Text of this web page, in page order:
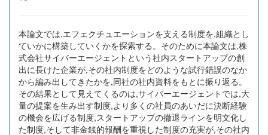
本論文では,エフェクチュエーションを支える制度を,組織とし
ていかに構築していくかを探索する。そのために本論文は,株
式会社サイバーエージェントという社内スタートアップの創
出に長けた企業が,その社内制度をどのような試行錯誤のなか
から編み出してきたかを,同社の社内資料をもとに振り返る。
その結果として見えてくるのは,サイバーエージェントでは,大
量の提案を生み出す制度,より多くの社員のあいだに決断経験
の機会を広げる制度,スタートアップの撤退ラインを明文化し
た制度,そして非金銭的報酬を重視した制度の充実が,その社内